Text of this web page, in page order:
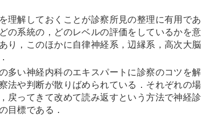
理解しておくことが診察所見の整理に有用であ
の系統の，どのレベルの評価をしているかを意
り，このほかに自律神経系，辺縁系，高次大脳
多い神経内科のエキスパートに診察のコツを解
法や判断が散りばめられている．それぞれの場
戻ってきて改めて読み返すという方法で神経診
目標である．